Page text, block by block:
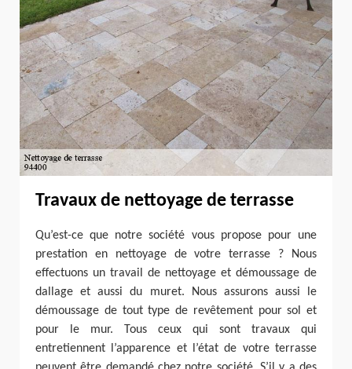
Travaux de nettoyage de terrasse
Qu’est-ce que notre société vous propose pour une
prestation en nettoyage de votre terrasse ? Nous
effectuons un travail de nettoyage et démoussage de
dallage et aussi du muret. Nous assurons aussi le
démoussage de tout type de revêtement pour sol et
pour le mur. Tous ceux qui sont travaux qui
entretiennent l’apparence et l’état de votre terrasse